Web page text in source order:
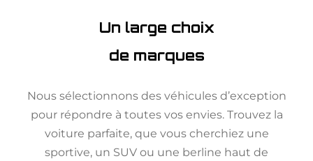
Un large choix
de marques
Nous sélectionnons des véhicules d’exception
pour répondre à toutes vos envies. Trouvez la
voiture parfaite, que vous cherchiez une
sportive, un SUV ou une berline haut de